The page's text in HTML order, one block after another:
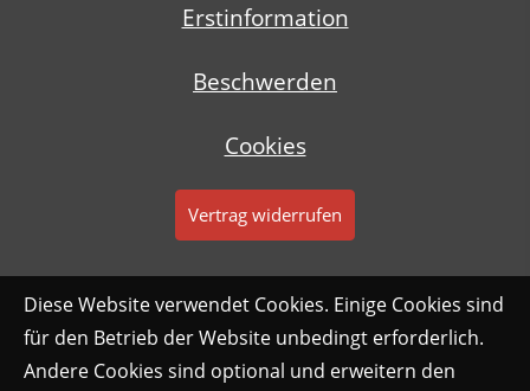
Erstinformation
Beschwerden
Cookies
Vertrag widerrufen
Diese Website verwendet Cookies. Einige Cookies sind
für den Betrieb der Website unbedingt erforderlich.
Andere Cookies sind optional und erweitern den